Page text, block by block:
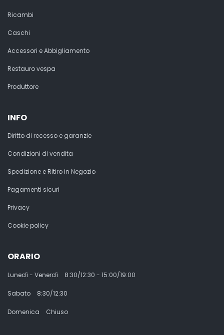
Ricambi
Caschi
Accessori e Abbigliamento
Restauro vespa
Produttore
INFO
Diritto di recesso e garanzie
Condizioni di vendita
Spedizione e Ritiro in Negozio
Pagamenti sicuri
Privacy
Cookie policy
ORARIO
Lunedì - Venerdì 8:30/12:30 - 15:00/19:00
Sabato 8:30/12:30
Domenica Chiuso